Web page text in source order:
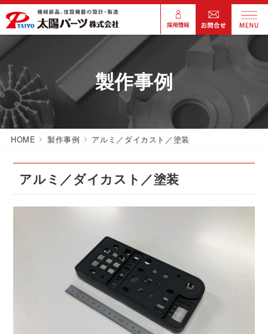
製作事例
HOME 製作事例 アルミ／ダイカスト／塗装
アルミ／ダイカスト／塗装